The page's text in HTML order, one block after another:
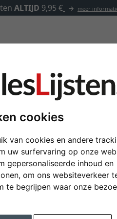
cookies
van cookies en andere
uw surfervaring op onze
gepersonaliseerde inhoud en
om ons websiteverkeer
te begrijpen waar onze
9,95 € meer informatie
Exclusieve
Exclusieve lijst van
formaat